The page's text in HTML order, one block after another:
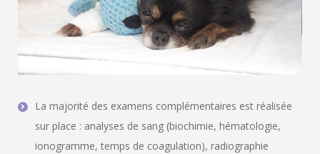
La majorité des examens complémentaires est réalisée
sur place : analyses de sang (biochimie, hématologie,
ionogramme, temps de coagulation), radiographie